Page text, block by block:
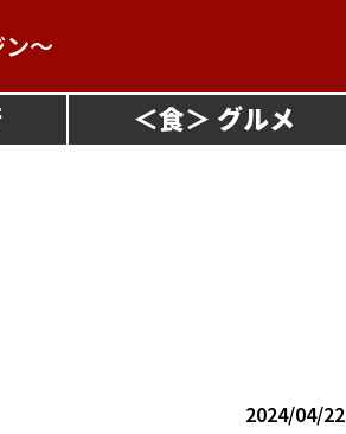
～
＜食＞
2024/04/22